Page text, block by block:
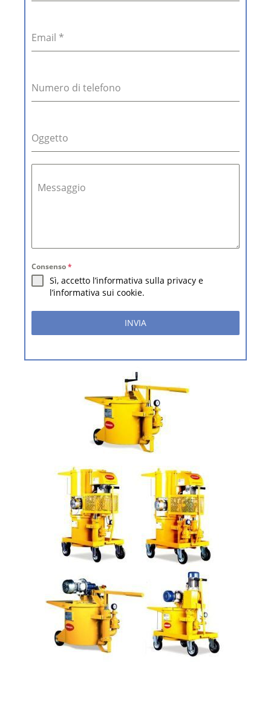
Email *
Numero di telefono
Oggetto
Messaggio
Consenso*
Sì, accetto l’informativa sulla privacy e
l’informativa sui cookie.
INVIA